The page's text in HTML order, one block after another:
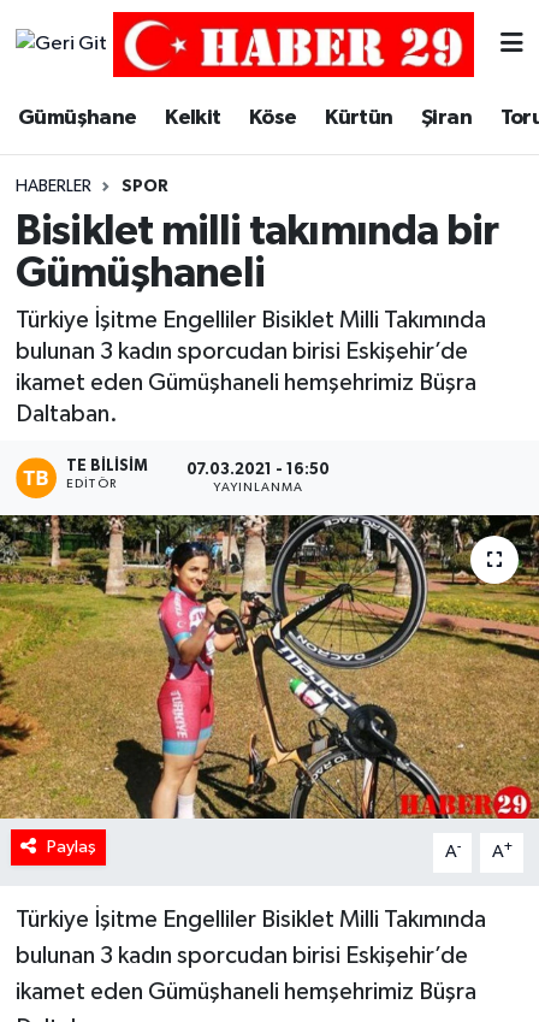
Gümüşhane Kelkit Köse Kürtün Şiran
HABERLER SPOR
Bisiklet milli takımında bir
Gümüşhaneli
Türkiye İşitme Engelliler Bisiklet Milli Takımında
bulunan 3 kadın sporcudan birisi Eskişehir’de
ikamet eden Gümüşhaneli hemşehrimiz Büşra
Daltaban.
TE BILISIM
EDITÖR
07.03.2021 - 16:50
YAYINLANMA
Paylaş A- A+
Türkiye İşitme Engelliler Bisiklet Milli Takımında
bulunan 3 kadın sporcudan birisi Eskişehir’de
ikamet eden Gümüşhaneli hemşehrimiz Büşra
Merkez Trafik Yoğunluk Haritası
Süper Lig Puan Durumu ve Fikstür
Tüm Manşetler
Son Dakika Haberleri